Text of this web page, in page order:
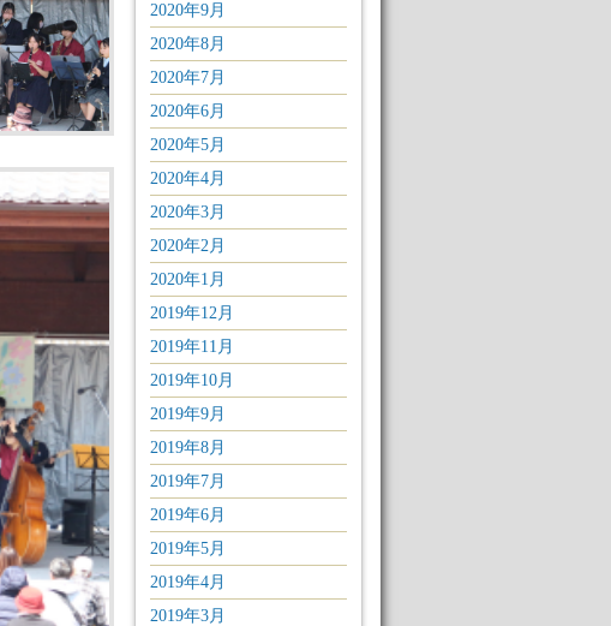
2020年9月
2020年8月
2020年7月
2020年6月
2020年5月
2020年4月
2020年3月
2020年2月
2020年1月
2019年12月
2019年11月
2019年10月
2019年9月
2019年8月
2019年7月
2019年6月
2019年5月
2019年4月
2019年3月